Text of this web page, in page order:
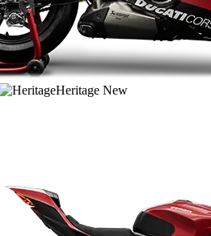
Heritage New